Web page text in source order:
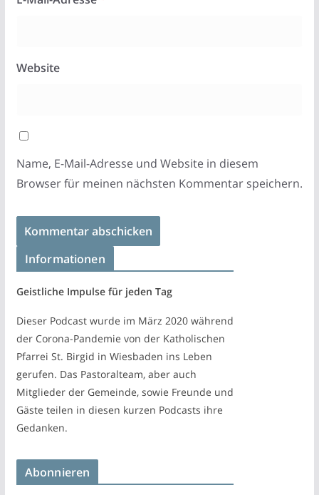
Website
Name, E-Mail-Adresse und Website in diesem
Browser für meinen nächsten Kommentar speichern.
Informationen
Geistliche Impulse für jeden Tag
Dieser Podcast wurde im März 2020 während
der Corona-Pandemie von der Katholischen
Pfarrei St. Birgid in Wiesbaden ins Leben
gerufen. Das Pastoralteam, aber auch
Mitglieder der Gemeinde, sowie Freunde und
Gäste teilen in diesen kurzen Podcasts ihre
Gedanken.
Abonnieren